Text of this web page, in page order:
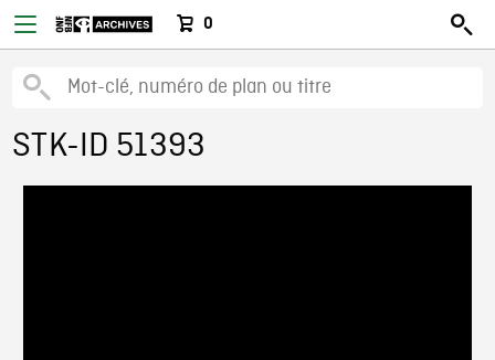
0
STK-ID 51393